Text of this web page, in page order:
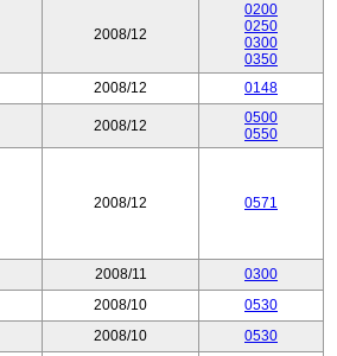
2008/12
0200
0250
0300
0350
2008/12
0148
2008/12
0500
0550
2008/12 0571
2008/11
0300
2008/10
0530
2008/10 0530